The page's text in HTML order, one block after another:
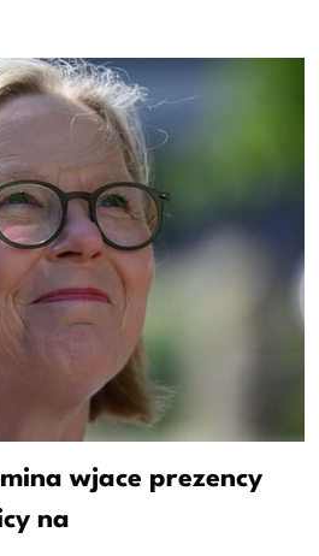
wjace prezency
na